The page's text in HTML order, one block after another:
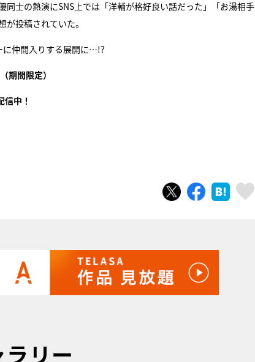
士の熱演にSNS上では「洋輔が格好良い話だった」「お湯相手
投稿されていた。
に仲間入りする展開に…!?
期間限定）
信中！
ツイートシェア はてブ
リー